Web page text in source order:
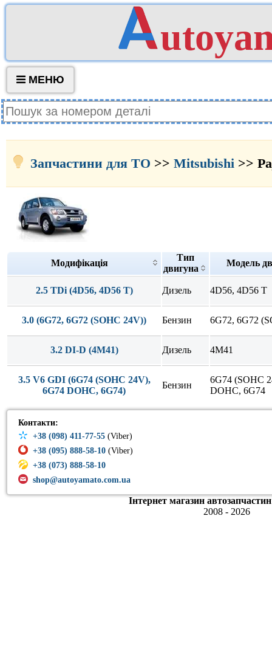
МЕНЮ
Запчастини для ТО >> Mitsubishi >>
Модифікація
Тип
двигуна
Модель
2.5 TDi (4D56, 4D56 T) Дизель 4D56, 4D56 T
3.0 (6G72, 6G72 (SOHC 24V)) Бензин 6G72, 6G72
3.2 DI-D (4M41) Дизель 4M41
3.5 V6 GDI (6G74 (SOHC 24V),
6G74 DOHC, 6G74)
Бензин
6G74 (SOHC
DOHC, 6G74
Контакти:
+38 (098) 411-77-55 (Viber)
+38 (095) 888-58-10 (Viber)
+38 (073) 888-58-10
shop@autoyamato.com.ua
Інтернет магазин
2008 - 2026